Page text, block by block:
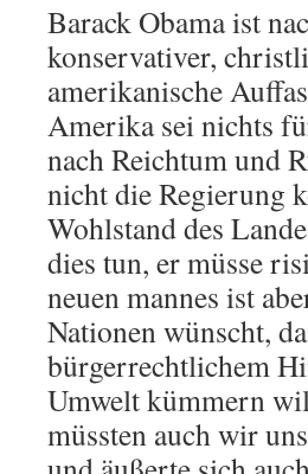
Barack Obama ist
konservativer,
amerikanische
Amerika sei nichts
nach Reichtum und
nicht die Regierung
Wohlstand des
dies tun, er müsse
neuen mannes ist
Nationen wünscht,
bürgerrechtlichem
Umwelt kümmern
müssten auch wir